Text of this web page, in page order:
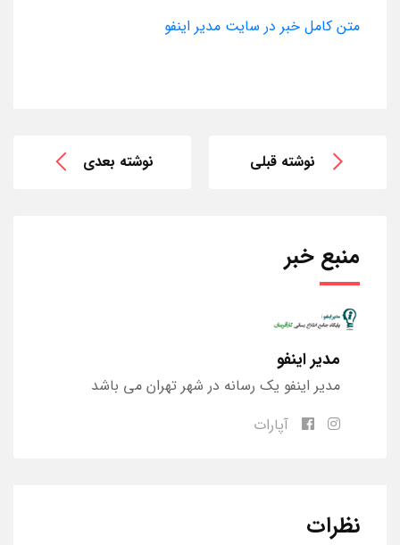
متن کامل خبر در سایت مدیر اینفو
نوشته قبلی نوشته بعدی
منبع خبر
مدیر اینفو
مدیر اینفو یک رسانه در شهر تهران می باشد
آپارات
نظرات